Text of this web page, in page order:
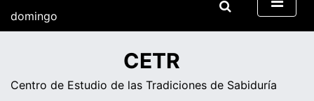
domingo
CETR
Centro de Estudio de las Tradiciones de Sabiduría